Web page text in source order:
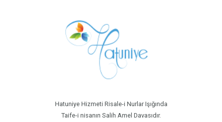
Hatuniye Hizmeti Risale-i Nurlar Işığında
Taife-i nisanın Salih Amel Davasıdır.